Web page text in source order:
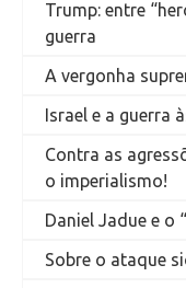
Trump: entre
guerra
A vergonha
Israel e a guerra
Contra as
o imperialismo!
Daniel Jadue e o
Sobre o ataque